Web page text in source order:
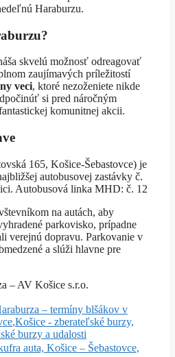
Haraburzu.
skvelú možnosť odreagovať
zaujímavých príležitostí
veci, ktoré nezoženiete nikde
si pred náročným
komunitnej akcii.
165, Košice-Šebastovce) je
autobusovej zastávky č.
Autobusová linka MHD: č. 12
na autách, aby
parkovisko, prípadne
verejnú dopravu. Parkovanie v
a slúži hlavne pre
– AV Košice s.r.o.
– termíny blšákov v
,Košice - zberateľské burzy,
burzy a udalosti
auta, Košice – Šebastovce,